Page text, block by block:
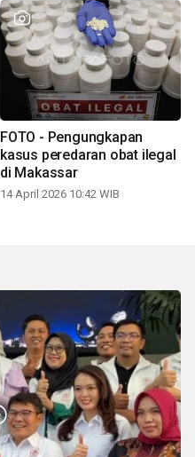
FOTO - Pengungkapan
kasus peredaran obat ilegal
di Makassar
14 April 2026 10:42 WIB